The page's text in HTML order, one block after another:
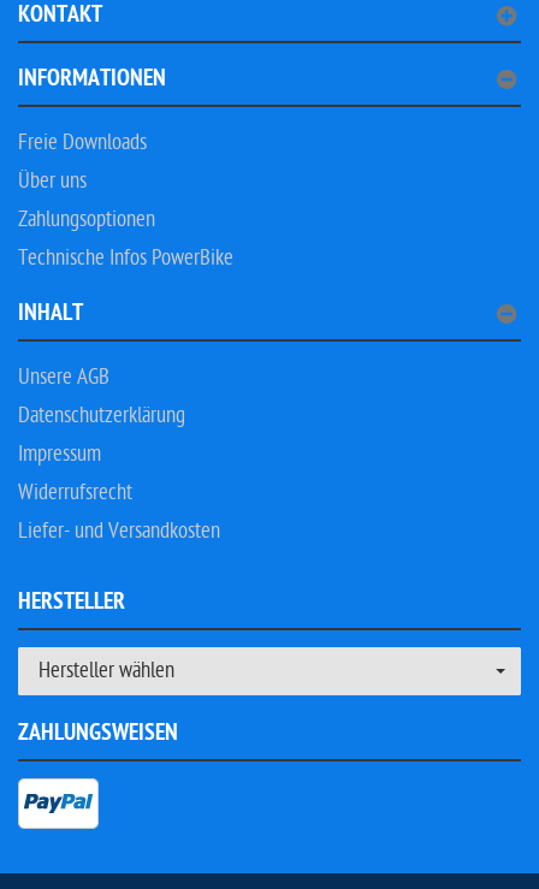
KONTAKT
INFORMATIONEN
Freie Downloads
Über uns
Zahlungsoptionen
Technische Infos PowerBike
INHALT
Unsere AGB
Datenschutzerklärung
Impressum
Widerrufsrecht
Liefer- und Versandkosten
HERSTELLER
Hersteller wählen
ZAHLUNGSWEISEN